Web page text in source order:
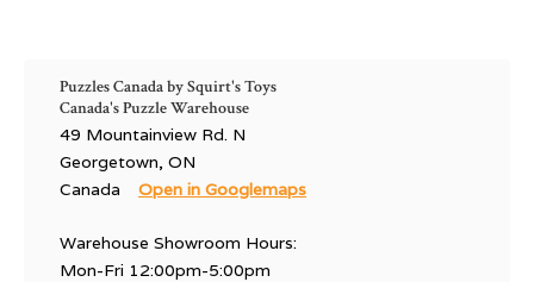
Puzzles Canada by Squirt's Toys
Canada's Puzzle Warehouse
49 Mountainview Rd. N
Georgetown, ON
Canada
Open in Googlemaps
Warehouse Showroom Hours:
Mon-Fri 12:00pm-5:00pm